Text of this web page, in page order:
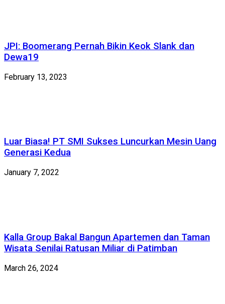
JPI: Boomerang Pernah Bikin Keok Slank dan
Dewa19
February 13, 2023
Luar Biasa! PT SMI Sukses Luncurkan Mesin Uang
Generasi Kedua
January 7, 2022
Kalla Group Bakal Bangun Apartemen dan Taman
Wisata Senilai Ratusan Miliar di Patimban
March 26, 2024